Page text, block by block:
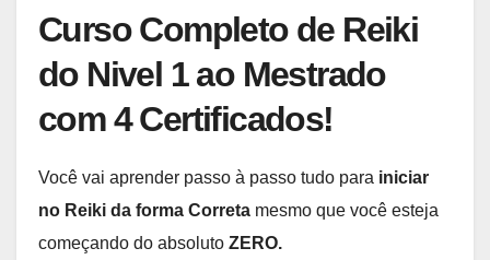
Curso Completo de Reiki
do Nivel 1 ao Mestrado
com 4 Certificados!
Você vai aprender passo à passo tudo para iniciar
no Reiki da forma Correta mesmo que você esteja
começando do absoluto ZERO.